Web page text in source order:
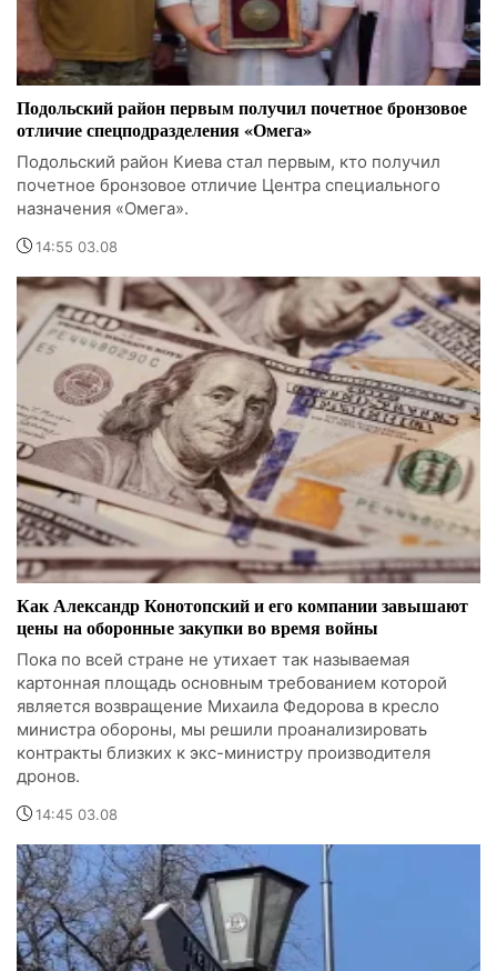
Подольский район первым получил почетное бронзовое
отличие спецподразделения «Омега»
Подольский район Киева стал первым, кто получил
почетное бронзовое отличие Центра специального
назначения «Омега».
14:55 03.08
Как Александр Конотопский и его компании завышают
цены на оборонные закупки во время войны
Пока по всей стране не утихает так называемая
картонная площадь основным требованием которой
является возвращение Михаила Федорова в кресло
министра обороны, мы решили проанализировать
контракты близких к экс-министру производителя
дронов.
14:45 03.08